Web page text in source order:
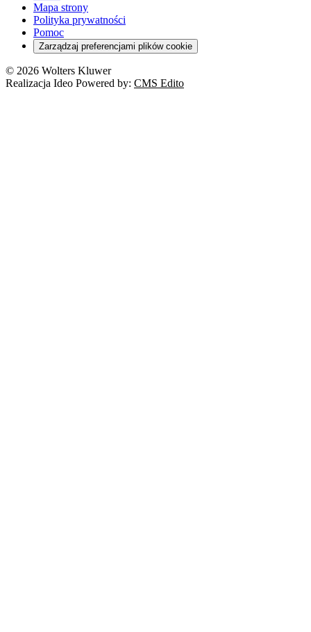
Cło
Deregulacja
Cyberbezpieczeństwo
Franczyza
Prawo autorskie
Turystyka
Orzeczenia
RODO
Mapa strony
Polityka prywatności
Pomoc
Zarządzaj preferencjami plików cookie
© 2026 Wolters Kluwer
Realizacja Ideo Powered by: CMS Edito